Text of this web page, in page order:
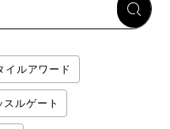
イルアワード
スルゲート